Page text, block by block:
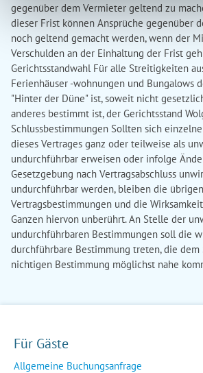
gegenüber dem Vermieter geltend zu
dieser Frist können Ansprüche gegenüber
noch geltend gemacht werden, wenn der
Verschulden an der Einhaltung der Frist
Gerichtsstandwahl Für alle Streitigkeiten
Ferienhäuser -wohnungen und Bungalows
"Hinter der Düne" ist, soweit nicht
anderes bestimmt ist, der Gerichtsstand
Schlussbestimmungen Sollten sich
dieses Vertrages ganz oder teilweise als
undurchführbar erweisen oder infolge
Gesetzgebung nach Vertragsabschluss
undurchführbar werden, bleiben die übrigen
Vertragsbestimmungen und die
Ganzen hiervon unberührt. An Stelle der
undurchführbaren Bestimmungen soll die
durchführbare Bestimmung treten, die dem
nichtigen Bestimmung möglichst nahe
Für Gäste
Allgemeine Buchungsanfrage